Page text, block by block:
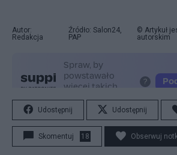
Autor:
Redakcja
Źródło: Salon24,
PAP
© Artykuł
autorskim
Udostępnij Udostępnij
Skomentuj 18 Obserwuj